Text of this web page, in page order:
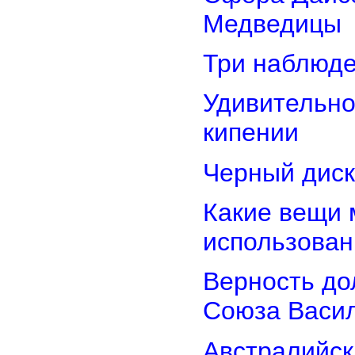
Медведицы
Три
кипении
Черный
Какие вещи
Верность
Союза